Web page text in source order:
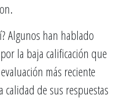
Algunos han hablado
la baja calificación que
más reciente
de sus respuestas